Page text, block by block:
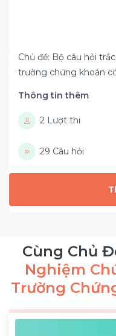
Chủ đề: Bộ câu hỏi
trường chứng khoán
Thông tin thêm
2 Lượt thi
29 Câu hỏi
Cùng Chủ
Nghiệm
Trường